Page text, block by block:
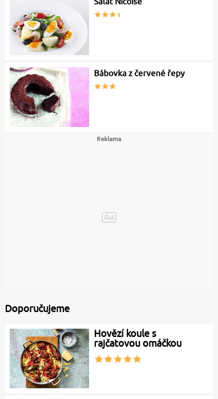
Bábovka z červené řepy
Doporučujeme
Hovězí koule s
rajčatovou omáčkou